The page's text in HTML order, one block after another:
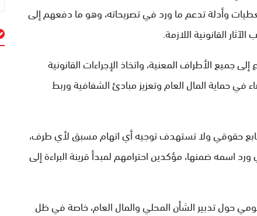
وأدلة تدعم ما ورد في تصريحاته، وهو ما دفعهم إلى
القانونية اللازمة.
جميع الأطراف المعنية، واتخاذ الإجراءات القانونية
في حماية المال العام وتعزيز مبادئ الشفافية وربط
حقوقي ولا تستهدف توجيه أي اتهام مسبق لأي طرف،
اسمه ضمنها، مؤكدين احترامهم لمبدأ قرينة البراءة إلى
حول تدبير الشأن المحلي والمال العام، خاصة في ظل